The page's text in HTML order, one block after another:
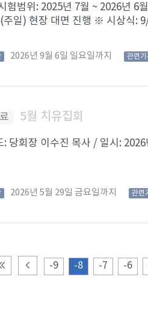
험범위: 2025년 7월 ~ 2026년 6
주일) 현장 대면 진행 ※ 시상식:
2026년 9월 6일 일요일까지 관련기
5월 치유집회
: 당회장 이수진 목사 / 일시:
2026년 5월 29일 금요일까지 관련
-9 -8 -7 -6